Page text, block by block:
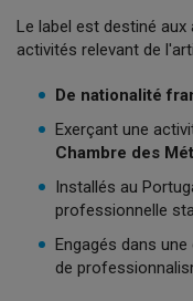
Le label est destiné
activités relevant de
De nationalité
Exerçant une
Chambre des
Installés au
professionnelle
Engagés dans
de